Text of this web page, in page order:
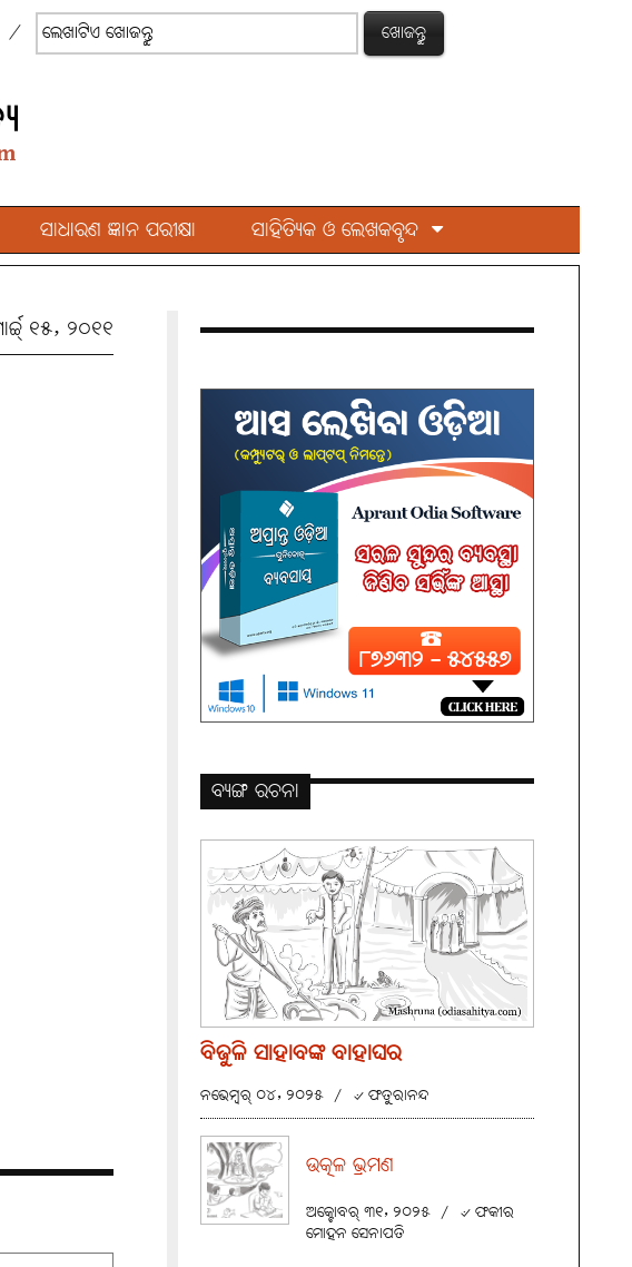
/ ଖୋଜନ୍ତୁ
ସାଧାରଣ ଜ୍ଞାନ ପରୀକ୍ଷା ସାହିତ୍ୟିକ ଓ ଲେଖକବୃନ୍ଦ
୧୫, ୨୦୧୧
ବ୍ୟଙ୍ଗ ରଚନା
ବିଜୁଳି ସାହାବଙ୍କ ବାହାଘର
ନଭେମ୍ବର୍ ୦୪, ୨୦୨୫ / ୰ ଫତୁରାନନ୍ଦ
ଉତ୍କଳ ଭ୍ରମଣ
ଅକ୍ଟୋବର୍ ୩୧, ୨୦୨୫ / ୰ ଫକୀର
ମୋହନ ସେନାପତି